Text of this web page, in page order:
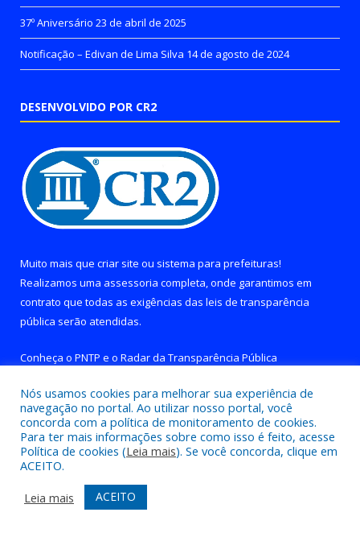
37º Aniversário 23 de abril de 2025
Notificação – Edivan de Lima Silva 14 de agosto de 2024
DESENVOLVIDO POR CR2
Muito mais que criar site ou sistema para prefeituras!
Realizamos uma assessoria completa, onde garantimos em
contrato que todas as exigências das leis de transparência
pública serão atendidas.
Conheça o PNTP e o Radar da Transparência Pública
Todos os direitos reservados a Prefeitura de Brejo Grande do
Araguaia.
Mapa do Site
Acessar Área Administrativa
Acessar Webmail
Nós usamos cookies para melhorar sua experiência de
navegação no portal. Ao utilizar nosso portal, você
concorda com a política de monitoramento de cookies.
Para ter mais informações sobre como isso é feito, acesse
Política de cookies (Leia mais). Se você concorda, clique em
ACEITO.
Leia mais
ACEITO